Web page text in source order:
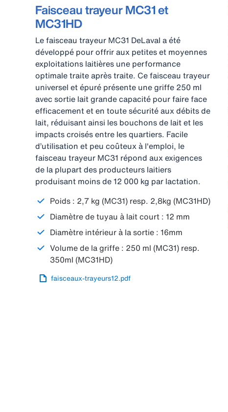
Faisceau trayeur MC31 et
MC31HD
Le faisceau trayeur MC31 DeLaval a été
développé pour offrir aux petites et moyennes
exploitations laitières une performance
optimale traite après traite. Ce faisceau trayeur
universel et épuré présente une griffe 250 ml
avec sortie lait grande capacité pour faire face
efficacement et en toute sécurité aux débits de
lait, réduisant ainsi les bouchons de lait et les
impacts croisés entre les quartiers. Facile
d’utilisation et peu coûteux à l'emploi, le
faisceau trayeur MC31 répond aux exigences
de la plupart des producteurs laitiers
produisant moins de 12 000 kg par lactation.
Poids : 2,7 kg (MC31) resp. 2,8kg (MC31HD)
Diamètre de tuyau à lait court : 12 mm
Diamètre intérieur à la sortie : 16mm
Volume de la griffe : 250 ml (MC31) resp.
350ml (MC31HD)
faisceaux-trayeurs12.pdf